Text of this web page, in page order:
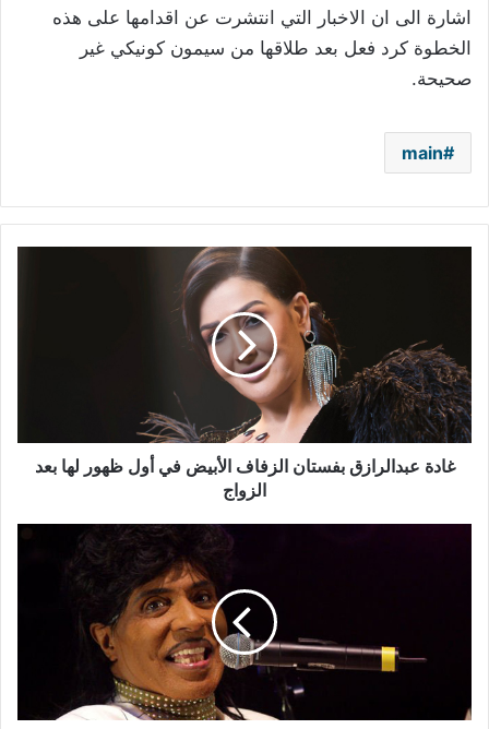
اشارة الى ان الاخبار التي انتشرت عن اقدامها على هذه
الخطوة كرد فعل بعد طلاقها من سيمون كونيكي غير
صحيحة.
main
الأبيض
في
أول
ظهور
لها
غادة عبدالرازق بفستان الزفاف الأبيض في أول ظهور لها بعد
الزواج